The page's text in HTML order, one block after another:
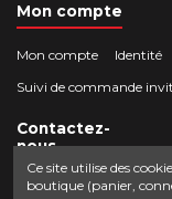
Mon compte
Mon compte Identité
Suivi de commande
Contactez-
nous
Crocbois-
Ce site utilise des
boutique (panier,